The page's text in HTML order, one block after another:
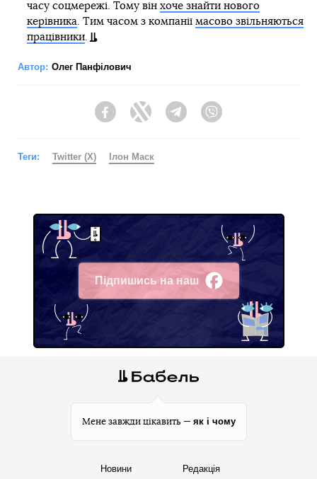
часу соцмережі. Тому він хоче знайти нового
керівника. Тим часом з компанії масово звільняються
працівники.
Автор: Олег Панфілович
FacebookTwitter Telegram
Теги: Twitter (X) Ілон Маск
Підпишись на наш
Facebook
Мене завжди цікавить — як і чому
Новини
Редакція